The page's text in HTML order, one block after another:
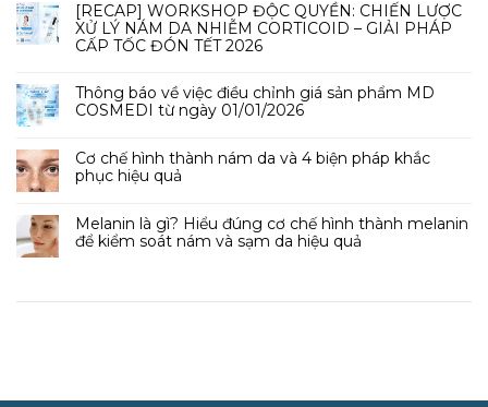
[RECAP] WORKSHOP ĐỘC QUYỀN: CHIẾN LƯỢC
XỬ LÝ NÁM DA NHIỄM CORTICOID – GIẢI PHÁP
CẤP TỐC ĐÓN TẾT 2026
Thông báo về việc điều chỉnh giá sản phẩm MD
COSMEDI từ ngày 01/01/2026
Cơ chế hình thành nám da và 4 biện pháp khắc
phục hiệu quả
Melanin là gì? Hiểu đúng cơ chế hình thành melanin
để kiểm soát nám và sạm da hiệu quả